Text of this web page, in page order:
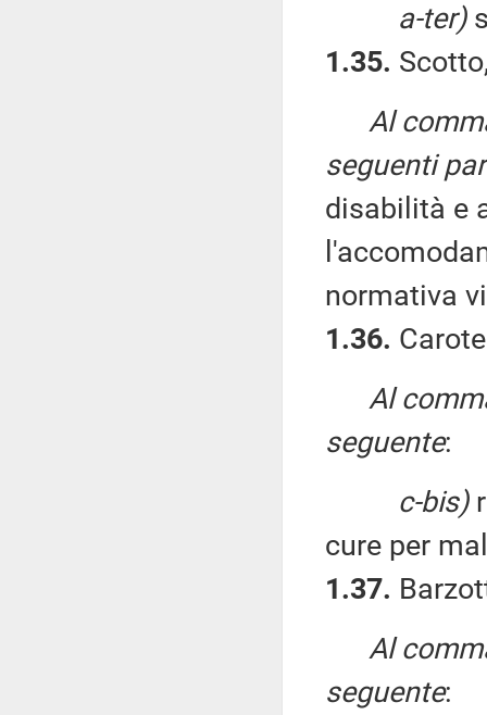
a-ter)
1.35.
Al
seguenti
disabilità e
normativa
1.36.
Al
seguente:
c-bis)
cure per
1.37.
Al
seguente: